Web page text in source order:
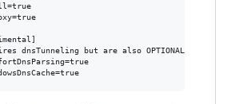
dnsTunneling but are also OPTIONAL
useWindowsDnsCache=true